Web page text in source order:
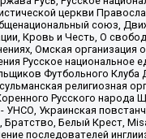
церкви
союз,
Кровь и Честь, О
Омская организация
Русское национальное
Футбольного Клуба
религиозная
Русского народа
Украинская
Белый Крест,
последователей